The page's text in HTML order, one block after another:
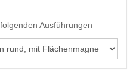
Ausführungen